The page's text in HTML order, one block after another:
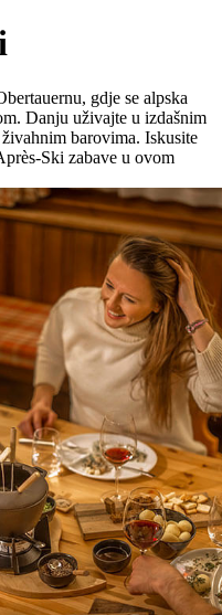
gdje se alpska
Danju uživajte u izdašnim
barovima. Iskusite
Ski zabave u ovom